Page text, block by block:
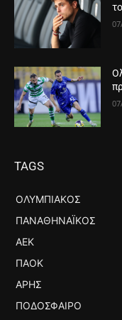
TAGS
ΟΛΥΜΠΙΑΚΌΣ
ΠΑΝΑΘΗΝΑΪΚΌΣ
ΑΕΚ
ΠΑΟΚ
ΆΡΗΣ
ΠΟΔΌΣΦΑΙΡΟ